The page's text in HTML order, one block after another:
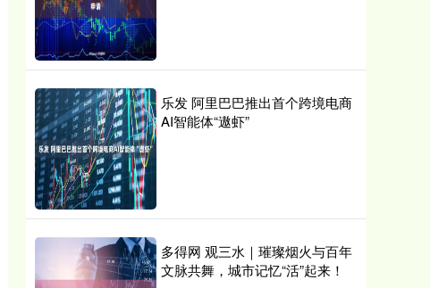
乐发 阿里巴巴推出首个跨境电商
AI智能体“遨虾”
多得网 观三水｜璀璨烟火与百年
文脉共舞，城市记忆“活”起来！